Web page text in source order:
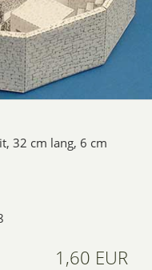
32 cm lang, 6 cm
1,60 EUR